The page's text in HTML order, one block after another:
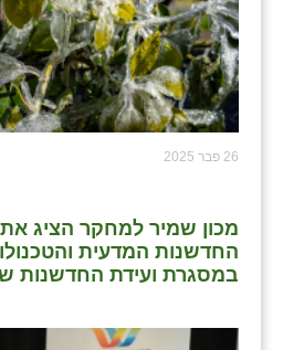
26 פבר 2025
מכון שמיר למחקר הציג את
החדשנות המדעית
במסגרת ועידת החדשנות של